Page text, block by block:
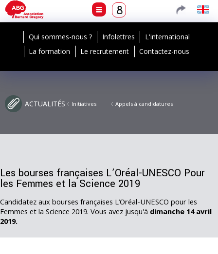
Qui sommes-nous ? Infolettres
L'international
La formation
Le recrutement Contactez-nous
ACTUALITÉS Initiatives Appels à candidatures
Les bourses françaises L’Oréal-UNESCO Pour
les Femmes et la Science 2019
Candidatez aux bourses françaises L’Oréal-UNESCO pour les
Femmes et la Science 2019. Vous avez jusqu'à dimanche 14 avril
2019.